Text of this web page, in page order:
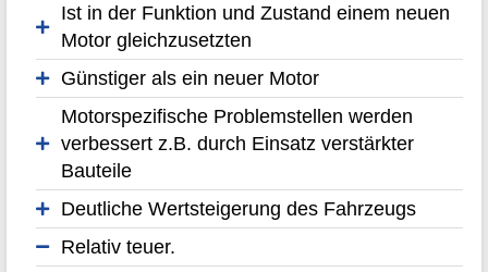
Ist in der Funktion und Zustand einem neuen
Motor gleichzusetzten
Günstiger als ein neuer Motor
Motorspezifische Problemstellen werden
verbessert z.B. durch Einsatz verstärkter
Bauteile
Deutliche Wertsteigerung des Fahrzeugs
Relativ teuer.